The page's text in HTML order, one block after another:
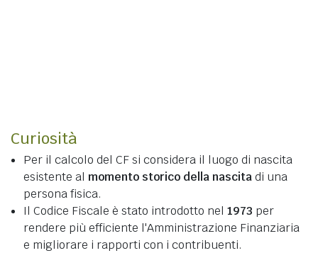
Curiosità
Per il calcolo del CF si considera il luogo di nascita
esistente al momento storico della nascitadi una
persona fisica.
Il Codice Fiscale è stato introdotto nel 1973 per
rendere più efficiente l'Amministrazione Finanziaria
e migliorare i rapporti con i contribuenti.